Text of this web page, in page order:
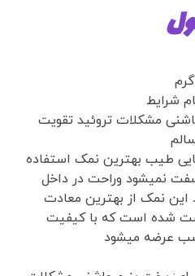
شرایط
مشکلات تروئید تقویت
طیب بهترین نمک استفاده
نمیشود وراحت در داخل
نمک از بهترین معادت
شده است که با کیفیت
عرضه میشود